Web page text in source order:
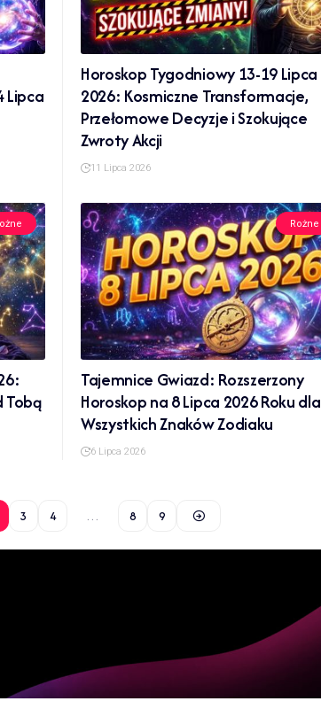
Lipca
Horoskop Tygodniowy 13-19 Lipca
2026: Kosmiczne Transformacje,
Przełomowe Decyzje i Szokujące
Zwroty Akcji
11 Lipca 2026
Tobą
Rożne
Tajemnice Gwiazd: Rozszerzony
Horoskop na 8 Lipca 2026 Roku dla
Wszystkich Znaków Zodiaku
6 Lipca 2026
3 4 … 8 9